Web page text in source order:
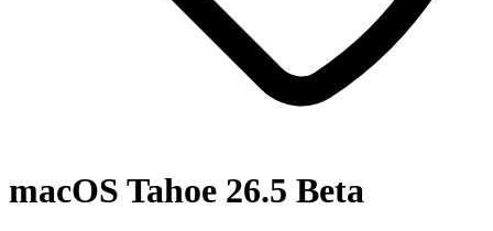
macOS Tahoe 26.5 Beta